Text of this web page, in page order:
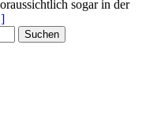
sogar in der